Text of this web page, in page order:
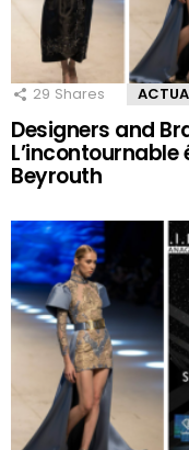
29 Shares
Designers and
Beyrouth